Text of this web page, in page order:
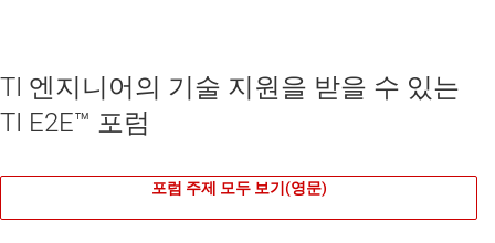
TI 엔지니어의 기술 지원을 받을 수 있는
TI E2E™ 포럼
포럼 주제 모두 보기(영문)